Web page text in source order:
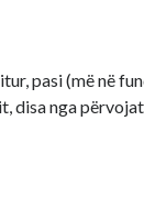
pasi (më në
disa nga